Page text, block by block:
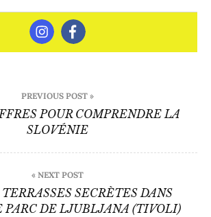
PREVIOUS POST »
POUR COMPRENDRE LA
SLOVÉNIE
« NEXT POST
SECRÈTES DANS
PARC DE LJUBLJANA (TIVOLI)